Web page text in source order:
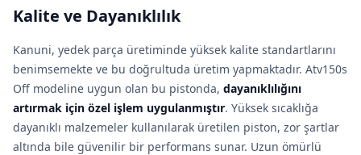
Kalite ve Dayanıklılık
Kanuni, yedek parça üretiminde yüksek kalite standartlarını
benimsemekte ve bu doğrultuda üretim yapmaktadır. Atv150s
Off modeline uygun olan bu pistonda, dayanıklılığını
artırmak için özel işlem uygulanmıştır. Yüksek sıcaklığa
dayanıklı malzemeler kullanılarak üretilen piston, zor şartlar
altında bile güvenilir bir performans sunar. Uzun ömürlü